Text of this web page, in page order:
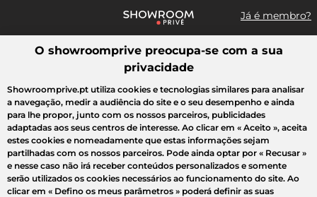
Já é membro?
Pesquisar uma marca, um artigo, uma venda...
Todas as vendas Moda Desporto Casa Criança Beleza
O showroomprive preocupa-se com a sua
privacidade
Showroomprive.pt utiliza cookies e tecnologias similares para analisar
a navegação, medir a audiência do site e o seu desempenho e ainda
para lhe propor, junto com os nossos parceiros, publicidades
adaptadas aos seus centros de interesse. Ao clicar em « Aceito », aceita
estes cookies e nomeadamente que estas informações sejam
partilhadas com os nossos parceiros. Pode ainda optar por « Recusar »
e nesse caso não irá receber conteúdos personalizados e somente
serão utilizados os cookies necessários ao funcionamento do site. Ao
clicar em « Defino os meus parâmetros » poderá definir as suas